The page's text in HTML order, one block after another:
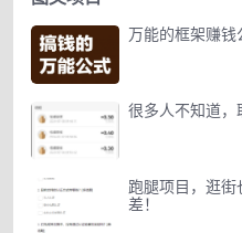
万能的框架赚
很多人不知道，
跑腿项目，逛
差！